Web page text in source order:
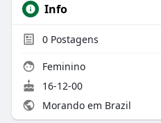
Info
0Postagens
Feminino
16-12-00
Morando em Brazil